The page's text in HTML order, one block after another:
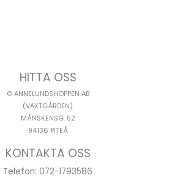
HITTA OSS
© ANNELUNDSHOPPEN AB
(VÄXTGÅRDEN)
MÅNSKENSG. 52
94136 PITEÅ
KONTAKTA OSS
Telefon: 072-1793586